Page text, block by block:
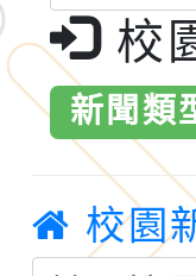
桃「
案，
2026
鐵人
桃園
「
運動
2026
校
新聞類
校園